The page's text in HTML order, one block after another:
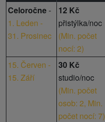
Celoročne-
1. Leden -
31. Prosinec
12 Kč
přistýlka/noc
(Min. počet
nocí: 2)
15. Červen -
15. Září
30 Kč
studio/noc
(Min. počet
osob: 2, Min.
počet nocí: 7)